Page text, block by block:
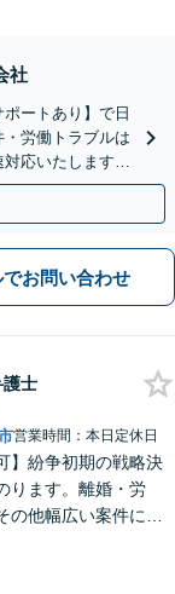
社
ートあり】で日
労働トラブルは
応いたします。
でお問い合わせ
護士
営業時間：本日定休日
】紛争初期の戦略決
ります。離婚・労
の他幅広い案件につ